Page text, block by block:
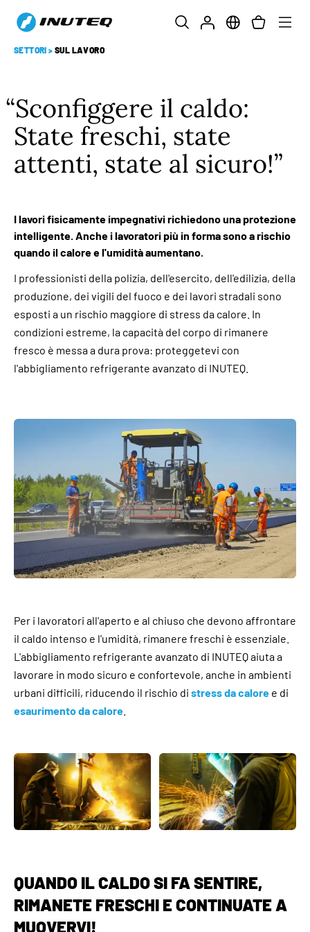
SETTORI > SUL LAVORO
Sconfiggere il caldo:
State freschi, state
attenti, state al sicuro!
I lavori fisicamente impegnativi richiedono una protezione
intelligente. Anche i lavoratori più in forma sono a rischio
quando il calore e l'umidità aumentano.
I professionisti della polizia, dell'esercito, dell'edilizia, della
produzione, dei vigili del fuoco e dei lavori stradali sono
esposti a un rischio maggiore di stress da calore. In
condizioni estreme, la capacità del corpo di rimanere
fresco è messa a dura prova: proteggetevi con
l'abbigliamento refrigerante avanzato di INUTEQ.
Per i lavoratori all'aperto e al chiuso che devono affrontare
il caldo intenso e l'umidità, rimanere freschi è essenziale.
L'abbigliamento refrigerante avanzato di INUTEQ aiuta a
lavorare in modo sicuro e confortevole, anche in ambienti
urbani difficili, riducendo il rischio di stress da calore e di
esaurimento da calore
QUANDO IL CALDO SI FA SENTIRE,
RIMANETE FRESCHI E CONTINUATE A
MUOVERVI!